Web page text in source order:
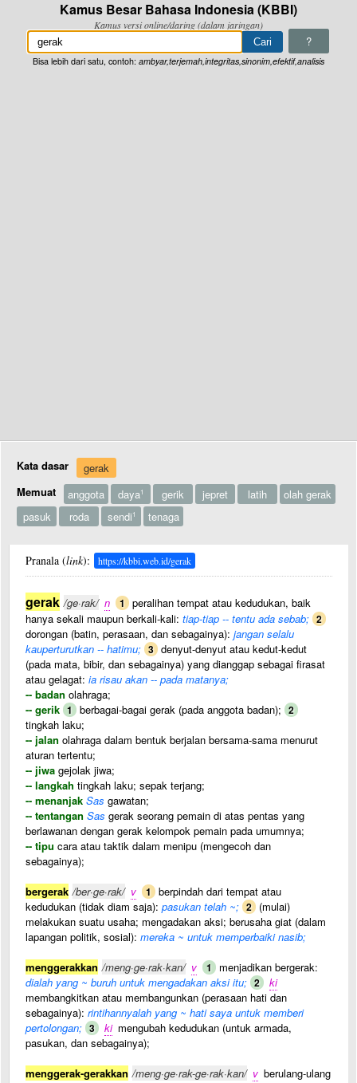
Kamus Besar Bahasa Indonesia (KBBI)
Kamus versi online/daring (dalam jaringan)
?
Bisa lebih dari satu, contoh: ambyar,terjemah,integritas,sinonim,efektif,analisis
Kata dasar
gerak
Memuat
anggota daya1 gerik jepret latih
olah gerak
pasuk
roda sendi1 tenaga
Pranala (link): https://kbbi.web.id/gerak
gerak /ge·rak/ n 1 peralihan tempat atau kedudukan, baik
hanya sekali maupun berkali-kali: tiap-tiap -- tentu ada sebab; 2
dorongan (batin, perasaan, dan sebagainya): jangan selalu
kauperturutkan -- hatimu; 3 denyut-denyut atau kedut-kedut
(pada mata, bibir, dan sebagainya) yang dianggap sebagai firasat
atau gelagat: ia risau akan -- pada matanya;
-- badan olahraga;
-- gerik 1 berbagai-bagai gerak (pada anggota badan); 2
tingkah laku;
-- jalan olahraga dalam bentuk berjalan bersama-sama menurut
aturan tertentu;
-- jiwa gejolak jiwa;
-- langkah tingkah laku; sepak terjang;
-- menanjak Sas gawatan;
-- tentangan Sas gerak seorang pemain di atas pentas yang
berlawanan dengan gerak kelompok pemain pada umumnya;
-- tipu cara atau taktik dalam menipu (mengecoh dan
sebagainya);
bergerak /ber·ge·rak/ v 1 berpindah dari tempat atau
kedudukan (tidak diam saja): pasukan telah ~; 2 (mulai)
melakukan suatu usaha; mengadakan aksi; berusaha giat (dalam
lapangan politik, sosial): mereka ~ untuk memperbaiki nasib;
menggerakkan /meng·ge·rak·kan/ v 1
menjadikan bergerak:
dialah yang ~ buruh untuk mengadakan aksi itu; 2
ki
membangkitkan atau membangunkan (perasaan hati dan
sebagainya): rintihannyalah yang ~ hati saya untuk memberi
pertolongan; 3 ki mengubah kedudukan (untuk armada,
pasukan, dan sebagainya);
menggerak-gerakkan /meng·ge·rak-ge·rak·kan/ v berulang-ulang